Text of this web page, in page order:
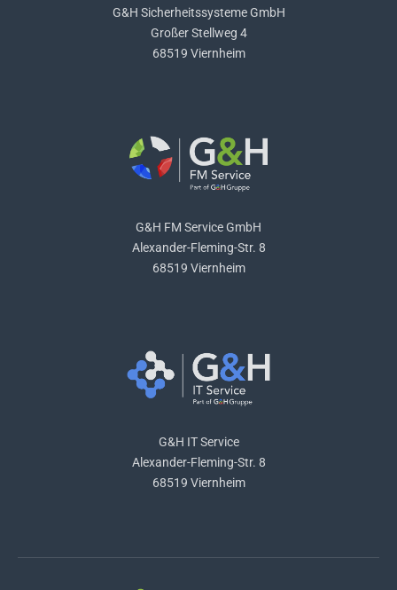
G&H Sicherheitssysteme GmbH
Großer Stellweg 4
68519 Viernheim
G&H FM Service GmbH
Alexander-Fleming-Str. 8
68519 Viernheim
G&H IT Service
Alexander-Fleming-Str. 8
68519 Viernheim